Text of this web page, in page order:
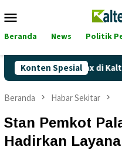
ke
Mobile
Beranda News Politik
Konten Spesial
Pertamax di Kalteng Resmi
Beranda Habar Sekitar
Stan Pemkot
Hadirkan